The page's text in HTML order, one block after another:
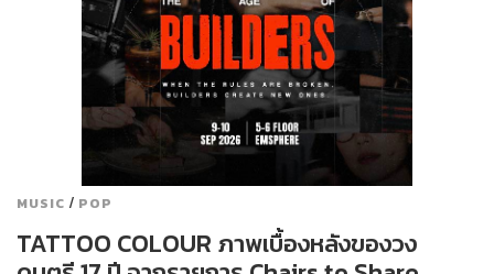
MUSIC / POP
TATTOO COLOUR ภาพเบื้องหลังของวง